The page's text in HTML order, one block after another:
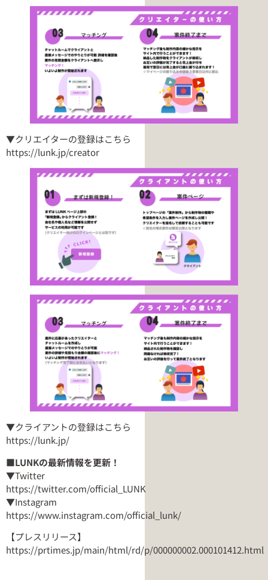
▼クリエイターの登録はこちら
https://lunk.jp/creator
▼クライアントの登録はこちら
https://lunk.jp/
■LUNKの最新情報を更新！
▼Twitter
https://twitter.com/official_LUNK
▼Instagram
https://www.instagram.com/official_lunk/
【プレスリリース】
https://prtimes.jp/main/html/rd/p/000000002.000101412.html